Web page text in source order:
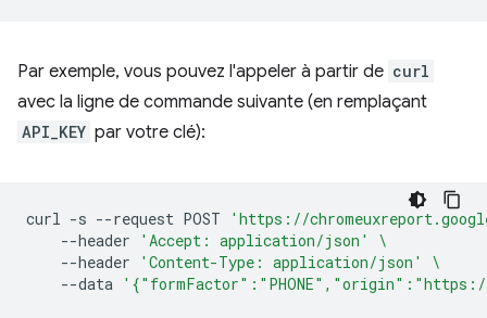
Par exemple, vous pouvez l'appeler à partir de curl
avec la ligne de commande suivante (en remplaçant
API_KEY par votre clé):
curl -s --request POST
'https://
--header
'Accept: application/json'
\
--header
'Content-Type: application/json'
\
--data